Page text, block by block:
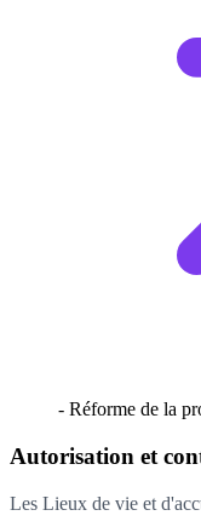
- Réforme de la
Autorisation et
Les Lieux de vie et